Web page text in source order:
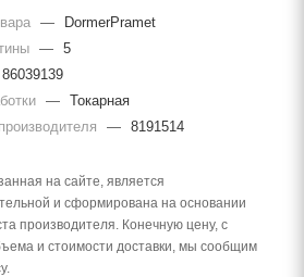
—
DormerPramet
— 5
86039139
— Токарная
— 8191514
на сайте, является
и сформирована на основании
производителя. Конечную цену, с
и стоимости доставки, мы сообщим